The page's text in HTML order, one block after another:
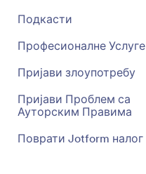
Подкасти
Професионалне Услуге
Пријави злоупотребу
Пријави Проблем са
Ауторским Правима
Поврати Jotform налог